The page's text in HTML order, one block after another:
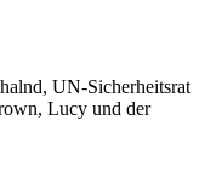
UN-Sicherheitsrat
Lucy und der